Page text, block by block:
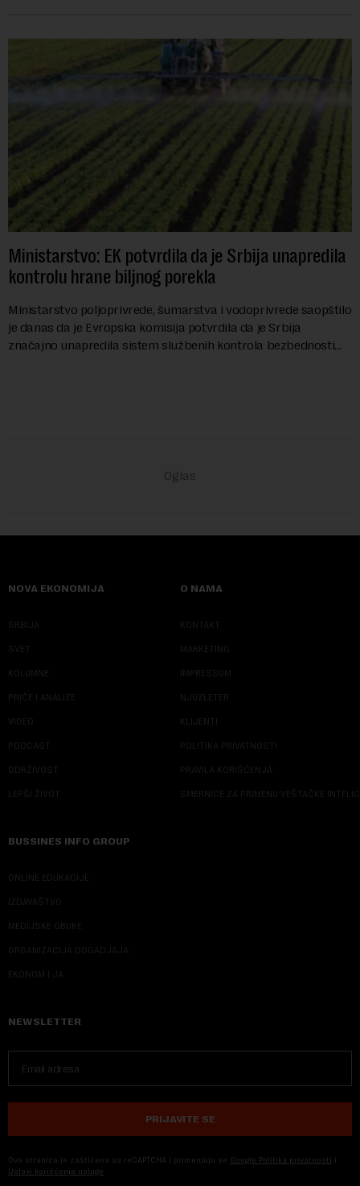
Ministarstvo: EK potvrdila da je Srbija unapredila
kontrolu hrane biljnog porekla
Ministarstvo poljoprivrede, šumarstva i vodoprivrede saopštilo
je danas da je Evropska komisija potvrdila da je Srbija
značajno unapredila sistem službenih kontrola bezbednosti
NOVA EKONOMIJA
SRBIJA
SVET
KOLUMNE
PRIČE I ANALIZE
VIDEO
PODCAST
ODRŽIVOST
LEPŠI ŽIVOT
O NAMA
KONTAKT
MARKETING
IMPRESSUM
NJUZLETER
KLIJENTI
POLITIKA PRIVATNOSTI
PRAVILA KORIŠĆENJA
SMERNICE ZA PRIMENU VEŠTAČKE
BUSSINES INFO GROUP
ONLINE EDUKACIJE
IZDAVAŠTVO
MEDIJSKE OBUKE
ORGANIZACIJA DOGADJAJA
EKONOM I JA
NEWSLETTER
PRIJAVITE SE
Ova stranica je zaštićena sa reCAPTCHA i primenjuju se Google Politika privatnosti i
Uslovi korišćenja usluge